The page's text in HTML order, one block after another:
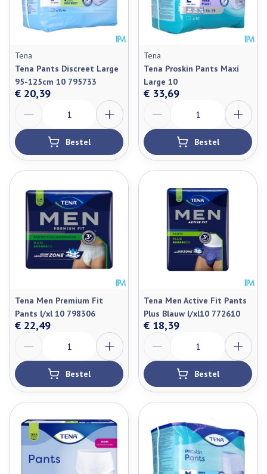
Tena
Tena Pants Discreet Large
95-125cm 10 795733
€ 20,39
Bestel
Tena
Tena Proskin Pants Maxi
Large 10
€ 33,69
Bestel
Tena Men Premium Fit
Pants l/xl 10 798306
€ 22,49
Bestel
Tena Men Active Fit Pants
Plus Blauw l/xl10 772610
€ 18,39
Bestel